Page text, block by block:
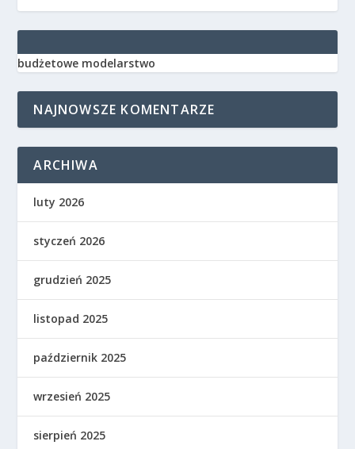
budżetowe modelarstwo
NAJNOWSZE KOMENTARZE
ARCHIWA
luty 2026
styczeń 2026
grudzień 2025
listopad 2025
październik 2025
wrzesień 2025
sierpień 2025